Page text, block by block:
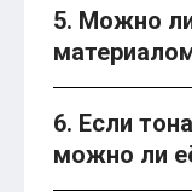
5. Можно
6. Если
можно ли